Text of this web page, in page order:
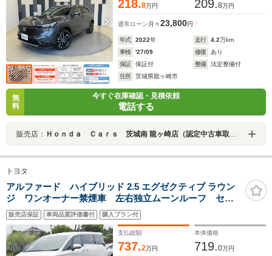
218.8万円 209.8万円
通常ローン 月々23,800円
年式 2022年 走行 4.2万km
車検
'27/09 修復
あり
保証
保証付 整備
法定整備付
住所
茨城県龍ヶ崎市
無
料
今すぐ在庫確認・見積依頼
電話する
販売店： Ｈｏｎｄａ Ｃａｒｓ 茨城南 龍ヶ崎店（認定中古車取扱店）
トヨタ
アルファード ハイブリッド 2.5 エグゼクティブ ラウン
ジ ワンオーナー禁煙車 左右独立ムーンルーフ セー
フティセンス チームメイト HUD BSM 全周囲 D
インナーミラー 両自動 Pバックドア 黒ナッパ革シー
ト JBL ディスプレイオーディオプラス リヤエンタメ
販売店保証 車両品質評価書付 購入プラン付
支払総額
737.2万円
本体価格
719.0万円